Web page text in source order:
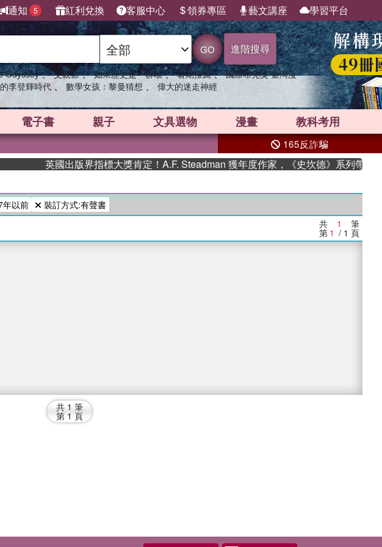
通知 5 紅利兌換 客服中心 領券專區 藝文講座 學習平台
GO 進階搜尋
Odyssey 、 父親節 、 如果歷史是一群喵 、 暑期推薦 、 國際布克獎 臺灣漫
李登輝時代 、 數學女孩：黎曼猜想 、 偉大的迷走神經
電子書 親子 文具選物 漫畫 教科考用
165反詐騙
英國出版界指標大獎肯定！A.F. Steadman 獲年度作家，《史坎德》系列帶你踏
年以前 裝訂方式:有聲書
共 1 筆
第 1 / 1 頁
共 1 筆
第 1 頁